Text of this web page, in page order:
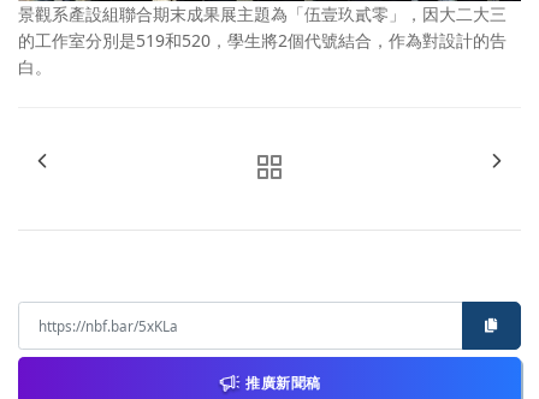
景觀系產設組聯合期末成果展主題為「伍壹玖貳零」，因大二大三
的工作室分別是519和520，學生將2個代號結合，作為對設計的告
白。
推廣新聞稿